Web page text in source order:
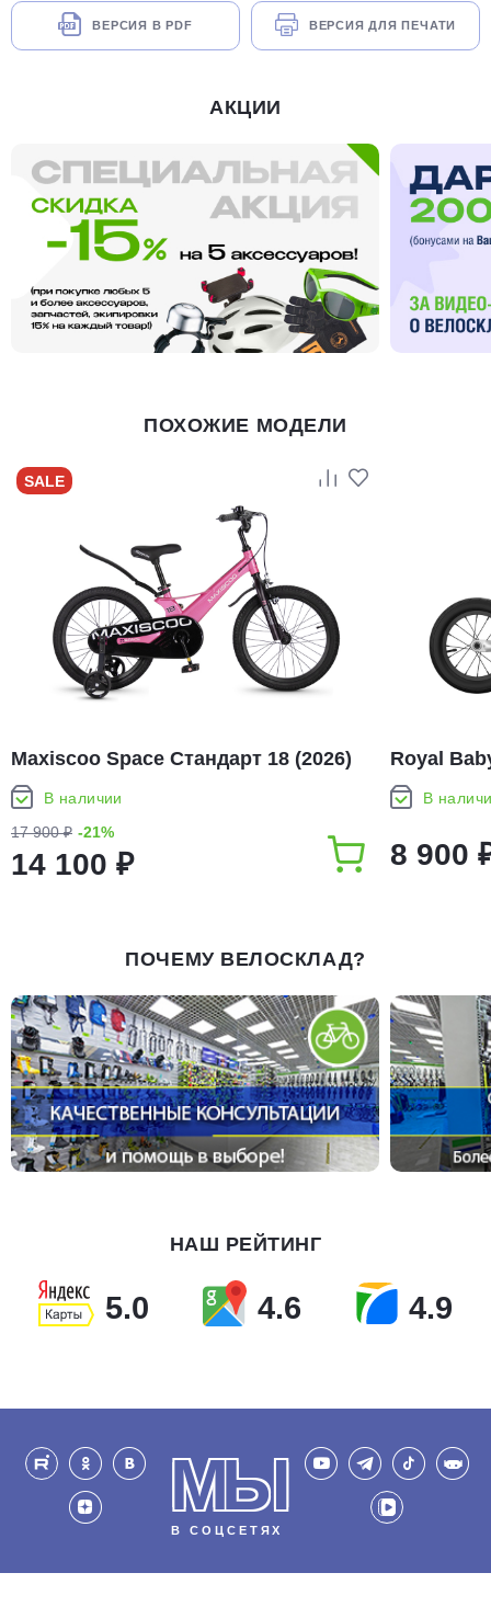
ВЕРСИЯ В PDF ВЕРСИЯ ДЛЯ ПЕЧАТИ
АКЦИИ
ПОХОЖИЕ МОДЕЛИ
SALE
Maxiscoo Space Стандарт 18 (2026)
В наличии
17 900 ₽ -21%
14 100 ₽
Royal
В
8 900
ПОЧЕМУ ВЕЛОСКЛАД?
НАШ РЕЙТИНГ
5.0 4.6 4.9
МЫ
В СОЦСЕТЯХ